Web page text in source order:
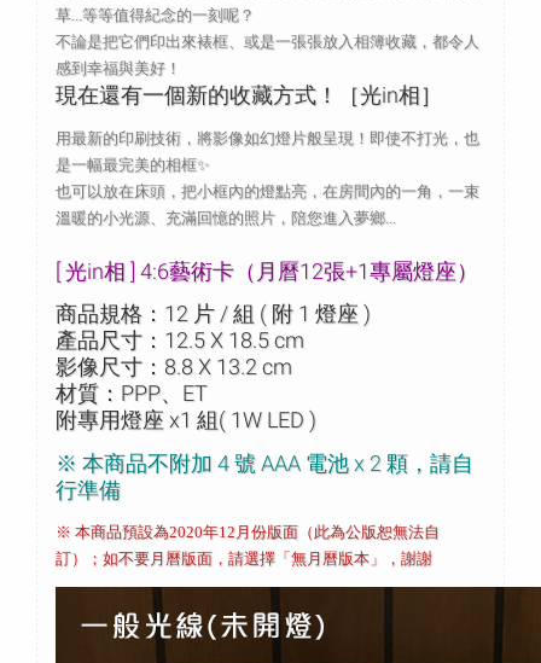
草...等等值得紀念的一刻呢？
不論是把它們印出來裱框、或是一張張放入相簿收藏，都令人
感到幸福與美好！
現在還有一個新的收藏方式！［光in相］
用最新的印刷技術，將影像如幻燈片般呈現！即使不打光，也
是一幅最完美的相框✨
也可以放在床頭，把小框內的燈點亮，在房間內的一角，一束
溫暖的小光源、充滿回憶的照片，陪您進入夢鄉...
[ 光in相 ] 4:6藝術卡（月曆12張+1專屬燈座）
商品規格：12 片 / 組 ( 附 1 燈座 )
產品尺寸：12.5 X 18.5 cm
影像尺寸：8.8 X 13.2 cm
材質：PPP、ET
附專用燈座 x1 組( 1W LED )
※ 本商品不附加 4 號 AAA 電池 x 2 顆，請自
行準備
※ 本商品預設為2020年12月份版面（此為公版恕無法自
訂）；如不要月曆版面，請選擇「無月曆版本」，謝謝